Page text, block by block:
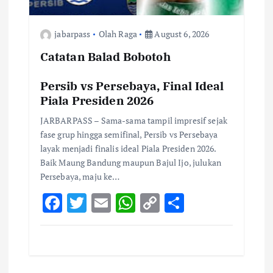
jabarpass Olah Raga August 6, 2026
Catatan Balad Bobotoh
Persib vs Persebaya, Final Ideal
Piala Presiden 2026
JARBARPASS – Sama-sama tampil impresif sejak
fase grup hingga semifinal, Persib vs Persebaya
layak menjadi finalis ideal Piala Presiden 2026.
Baik Maung Bandung maupun Bajul Ijo, julukan
Persebaya, maju ke…
F
ac
T
w
E
m
W
h
C
o
S
h